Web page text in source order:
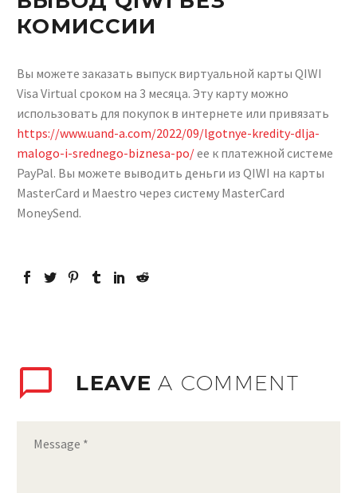
КОМИССИИ
Вы можете заказать выпуск виртуальной карты QIWI
Visa Virtual сроком на 3 месяца. Эту карту можно
использовать для покупок в интернете или привязать
https://www.uand-a.com/2022/09/lgotnye-kredity-dlja-
malogo-i-srednego-biznesa-po/ее к платежной системе
PayPal. Вы можете выводить деньги из QIWI на карты
MasterCard и Maestro через систему MasterCard
MoneySend.
LEAVEA COMMENT